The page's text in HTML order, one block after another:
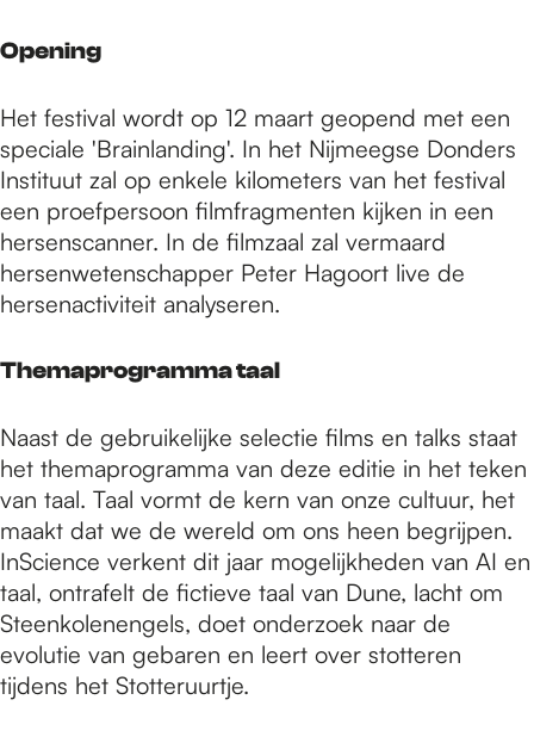
Opening
Het festival wordt op 12 maart geopend met een
speciale 'Brainlanding'. In het Nijmeegse Donders
Instituut zal op enkele kilometers van het festival
een proefpersoon filmfragmenten kijken in een
hersenscanner. In de filmzaal zal vermaard
hersenwetenschapper Peter Hagoort live de
hersenactiviteit analyseren.
Themaprogramma taal
Naast de gebruikelijke selectie films en talks staat
het themaprogramma van deze editie in het teken
van taal. Taal vormt de kern van onze cultuur, het
maakt dat we de wereld om ons heen begrijpen.
InScience verkent dit jaar mogelijkheden van AI en
taal, ontrafelt de fictieve taal van Dune, lacht om
Steenkolenengels, doet onderzoek naar de
evolutie van gebaren en leert over stotteren
tijdens het Stotteruurtje.